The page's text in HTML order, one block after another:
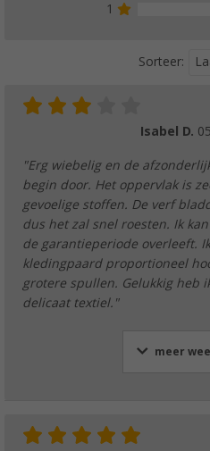
1
Sorteer:
Isabel D.
"Erg wiebelig en de
begin door. Het oppervlak is
gevoelige stoffen. De verf
dus het zal snel roesten. Ik
de garantieperiode overleeft.
kledingpaard proportioneel
grotere spullen. Gelukkig heb
delicaat textiel."
meer